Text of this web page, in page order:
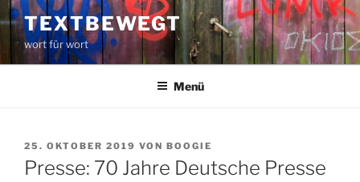
Zum
Inhalt
springen
TEXTBEWEGT
wort für wort
Menü
VERÖFFENTLICHT
AM
25. OKTOBER 2019 VON BOOGIE
Presse: 70 Jahre Deutsche Presse